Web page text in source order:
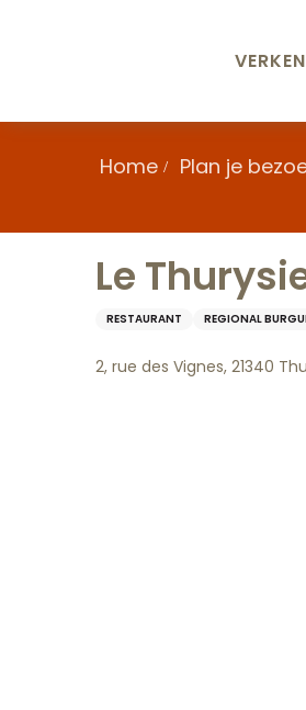
VERKEN
Home Plan je
Le
RESTAURANT REGIONAL
2, rue des Vignes, 21340